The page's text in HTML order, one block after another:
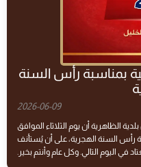
بمناسبة رأس السنة
2026-06-09
الظاهرية أن يوم الثلاثاء الموافق
رأس السنة الهجرية، على أن يُستأنف
في اليوم التالي. وكل عام وأنتم بخير.